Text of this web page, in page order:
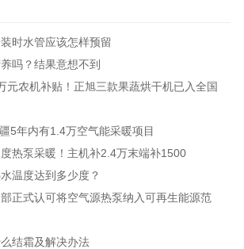
时水管应该怎样预留
吗？结果意想不到
元农机补贴！正旭三款果蔬烘干机已入全国
5年内有1.4万空气能采暖项目
热泵采暖！主机补2.4万末端补1500
温度达到多少度？
正式认可将空气源热泵纳入可再生能源范
结霜及解决办法